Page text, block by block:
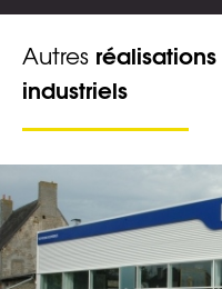
Autres réalisations
industriels